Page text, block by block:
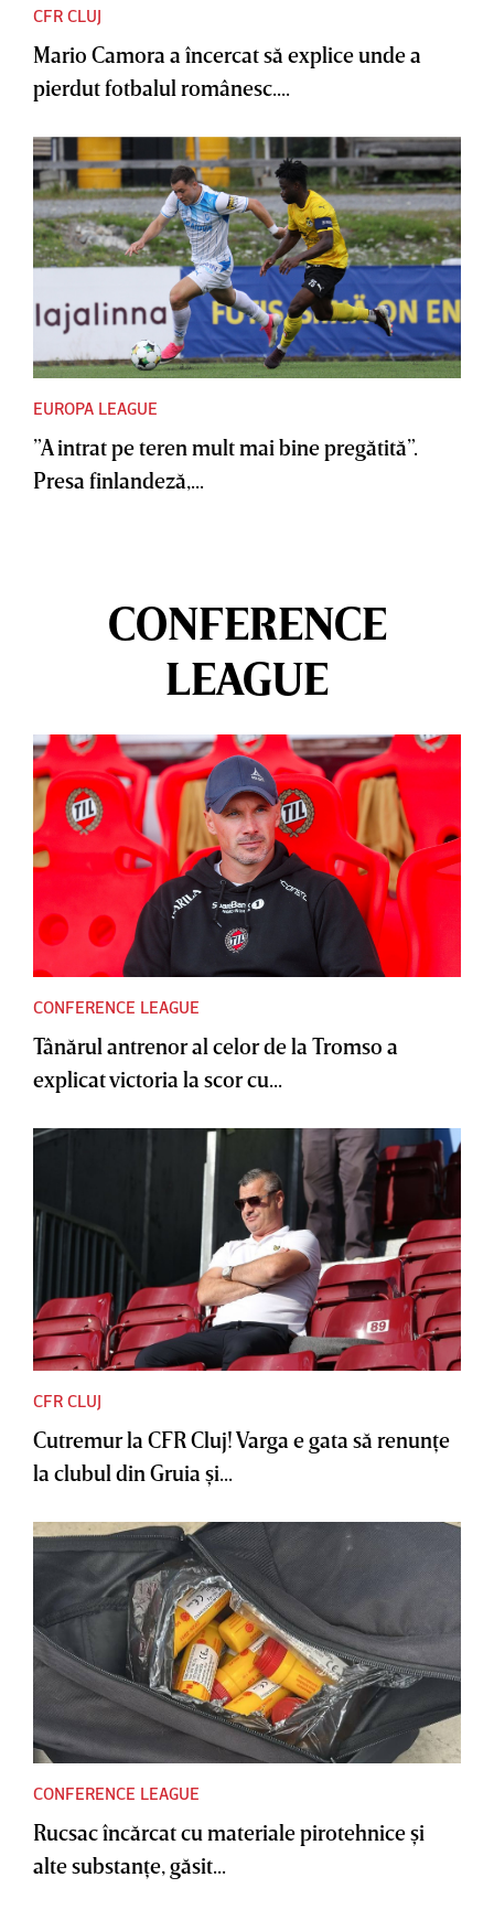
CFR CLUJ
Mario Camora a încercat să explice unde a
pierdut fotbalul românesc....
EUROPA LEAGUE
”A intrat pe teren mult mai bine pregătită”.
Presa finlandeză,...
CONFERENCE
LEAGUE
CONFERENCE LEAGUE
Tânărul antrenor al celor de la Tromso a
explicat victoria la scor cu...
CFR CLUJ
Cutremur la CFR Cluj! Varga e gata să renunţe
la clubul din Gruia şi...
CONFERENCE LEAGUE
Rucsac încărcat cu materiale pirotehnice şi
alte substanţe, găsit...